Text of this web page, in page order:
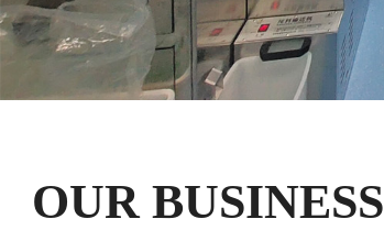
OUR BUSINESS